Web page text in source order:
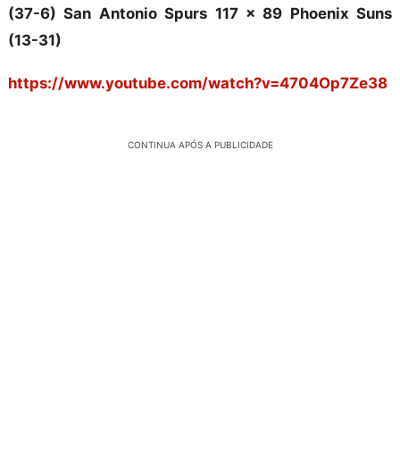
(37-6) San Antonio Spurs 117 x 89 Phoenix Suns
(13-31)
https://www.youtube.com/watch?v=4704Op7Ze38
CONTINUA APÓS A PUBLICIDADE